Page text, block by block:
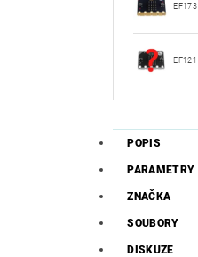
EF173
EF121
POPIS
PARAMETRY
ZNAČKA
SOUBORY
DISKUZE